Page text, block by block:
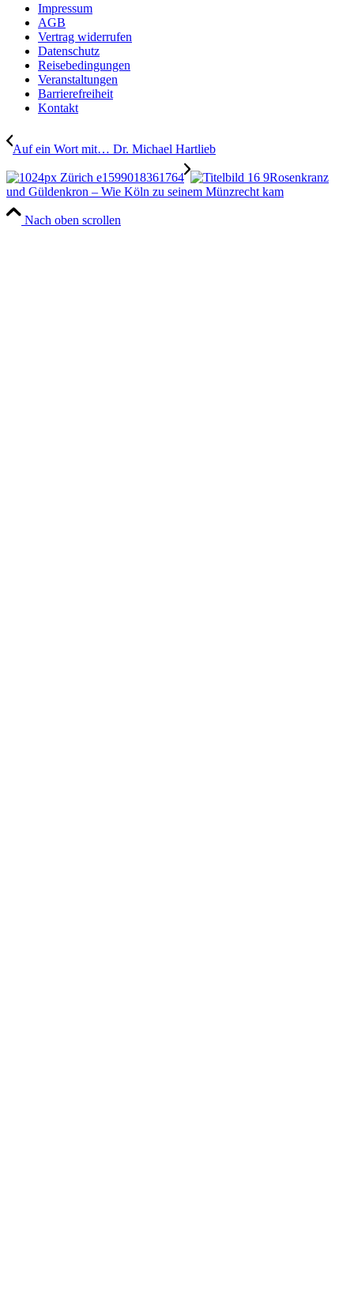
Impressum
AGB
Vertrag widerrufen
Datenschutz
Reisebedingungen
Veranstaltungen
Barrierefreiheit
Kontakt
Auf ein Wort mit… Dr. Michael Hartlieb
Rosenkranz
und Güldenkron – Wie Köln zu seinem Münzrecht kam
Nach oben scrollen